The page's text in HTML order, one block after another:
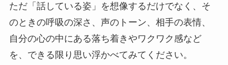
ただ「話している姿」を想像するだけでなく、そ
のときの呼吸の深さ、声のトーン、相手の表情、
自分の心の中にある落ち着きやワクワク感など
を、できる限り思い浮かべてみてください。